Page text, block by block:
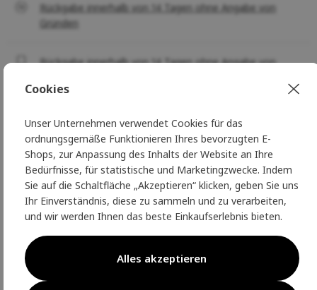
Rückgabe innerhalb von 14 Tagen ohne Angabe von
Gründen
Rückgabe innerhalb von 14 Tagen ohne Angabe von
O produktu
Damen Merinomantel Ingeborg
Dale of Norway
Zeigen Sie Ihren Stil in diesem eleganten, länglichen und
bequemen Mantel aussehr feiner Merinowollemit einer
einzigartigen, langlebigen Strickqualität. Gemustert über
die gesamte Länge des Mantels,
geschnitten
Schnitt betont die feminine
Cookies
Unser Unternehmen verwendet Cookies für das
ordnungsgemäße Funktionieren Ihres bevorzugten E-
Shops, zur Anpassung des Inhalts der Website an Ihre
Bedürfnisse, für statistische und Marketingzwecke. Indem
Sie auf die Schaltfläche „Akzeptieren“ klicken, geben Sie uns
Ihr Einverständnis, diese zu sammeln und zu verarbeiten,
und wir werden Ihnen das beste Einkaufserlebnis bieten.
Alles akzeptieren